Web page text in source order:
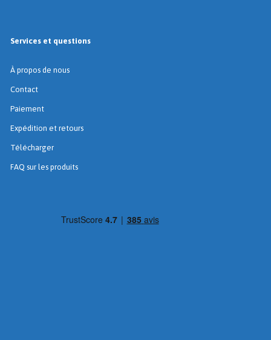
Services et questions
À propos de nous
Contact
Paiement
Expédition et retours
Télécharger
FAQ sur les produits